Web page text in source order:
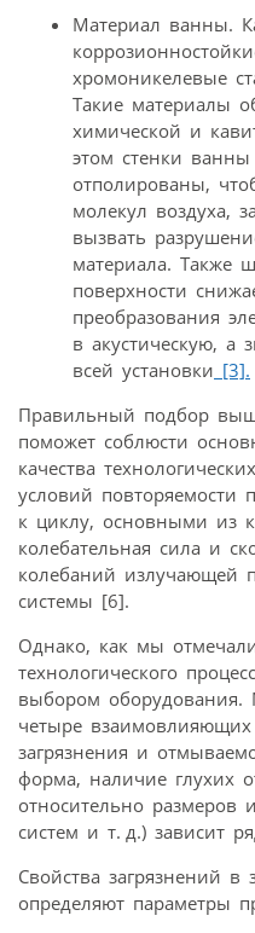
Материал ванны.
хромоникелевые
Такие материалы
химической и
этом стенки
отполированы,
молекул воздуха,
вызвать
материала. Также
поверхности
преобразования
в акустическую, а
всей установки [3].
Правильный подбор
поможет соблюсти
качества
условий повторяемости
к циклу, основными из
колебательная сила и
колебаний излучающей
системы [6].
Однако, как мы
технологического
выбором
четыре
загрязнения и
форма, наличие глухих
относительно размеров
систем и т. д.) зависит
Свойства загрязнений в
определяют параметры